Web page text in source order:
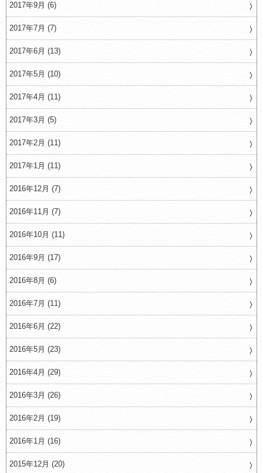
2017年9月 (6)
2017年7月 (7)
2017年6月 (13)
2017年5月 (10)
2017年4月 (11)
2017年3月 (5)
2017年2月 (11)
2017年1月 (11)
2016年12月 (7)
2016年11月 (7)
2016年10月 (11)
2016年9月 (17)
2016年8月 (6)
2016年7月 (11)
2016年6月 (22)
2016年5月 (23)
2016年4月 (29)
2016年3月 (26)
2016年2月 (19)
2016年1月 (16)
2015年12月 (20)